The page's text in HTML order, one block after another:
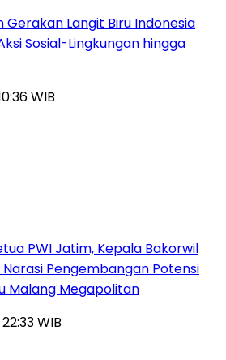
Langit Biru Indonesia
Sosial-Lingkungan hingga
WIB
PWI Jatim, Kepala Bakorwil
Pengembangan Potensi
Malang Megapolitan
WIB